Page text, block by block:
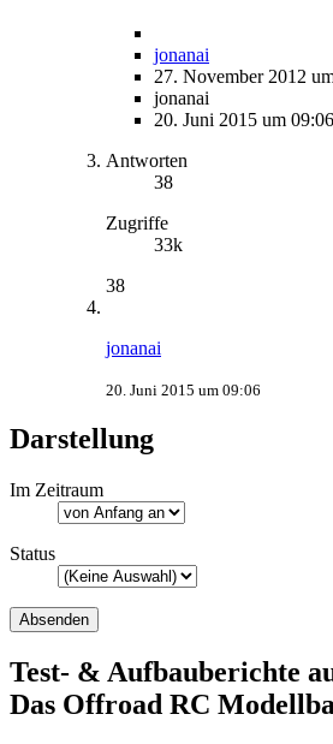
jonanai
27. November 2012
jonanai
20. Juni 2015 um 09:06
Antworten
38
Zugriffe
33k
38
jonanai
20. Juni 2015 um 09:06
Darstellung
Im Zeitraum
Status
Test- & Aufbauberichte
Das Offroad RC